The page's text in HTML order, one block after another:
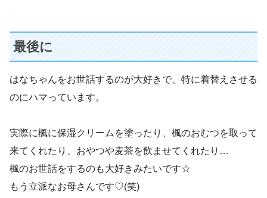
最後に
はなちゃんをお世話するのが大好きで、特に着替えさせる
のにハマっています。
実際に楓に保湿クリームを塗ったり、楓のおむつを取って
来てくれたり、おやつや麦茶を飲ませてくれたり…
楓のお世話をするのも大好きみたいです☆
もう立派なお母さんです♡(笑)